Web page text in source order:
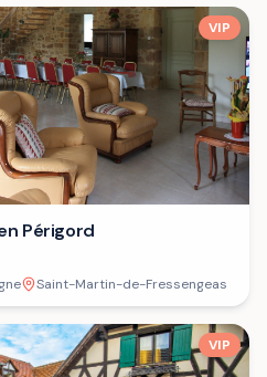
VIP
Périgord
Saint-Martin-de-Fressengeas
VIP